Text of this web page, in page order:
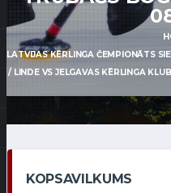
LATVIJAS KĒRLINGA ČEMPIONĀTS
/ LINDE VS JELGAVAS KĒRLINGA
KOPSAVILKUMS